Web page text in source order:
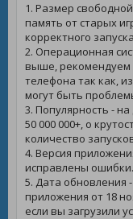
1. Размер
память от старых
корректного
2. Операционная
выше, рекомендуем
телефона так как,
могут быть
3. Популярность -
50 000 000+, о
количество
4. Версия
исправлены ошибки.
5. Дата обновления
приложения от 18
если вы загрузили